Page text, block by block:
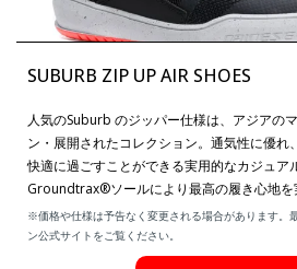
SUBURB ZIP UP AIR SHOES
人気のSuburb のジッパー仕様は、アジアの
ン・展開されたコレクション。通気性に優れ
快適に過ごすことができる実用的なカジュア
Groundtrax®ソールにより最高の履き心地を
※価格や仕様は予告なく変更される場合があります。
ン公式サイトをご覧ください。